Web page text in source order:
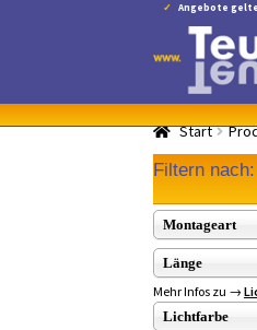
Angebote
Navigation
springen
Inhalt
springen
Start
Filtern nach:
Montageart
Länge
Mehr Infos zu →
Lichtfarbe